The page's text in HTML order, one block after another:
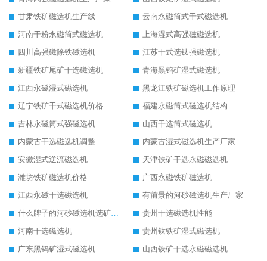
甘肃铁矿磁选机生产线
云南永磁筒式干式磁选机
河南干粉永磁筒式磁选机
上海湿式高强磁磁选机
四川高强磁除铁磁选机
江苏干式选钛强磁选机
新疆铁矿尾矿干选磁选机
青海黑钨矿湿式磁选机
江西永磁湿式磁选机
黑龙江铁矿磁选机工作原理
辽宁铁矿干式磁选机价格
福建永磁筒式磁选机结构
吉林永磁筒式强磁选机
山西干选筒式磁选机
内蒙古干选磁选机调整
内蒙古湿式磁选机生产厂家
安徽湿式逆流磁选机
天津铁矿干选永磁磁选机
潍坊铁矿磁选机价格
广西永磁铁矿磁选机
江西永磁干选磁选机
有前景的河砂磁选机生产厂家
什么牌子的河砂磁选机选矿效果好
贵州干选磁选机性能
河南干选磁选机
贵州钛铁矿湿式磁选机
广东黑钨矿湿式磁选机
山西铁矿干选永磁磁选机